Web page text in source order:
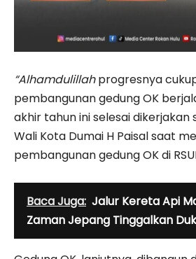
“Alhamdulillahprogresnya
pembangunan gedung OK
akhir tahun ini selesai dikerjakan
Wali Kota Dumai H Paisal saat
pembangunan gedung OK di
Baca Juga: Jalur Kereta Api
Zaman Jepang Tinggalkan